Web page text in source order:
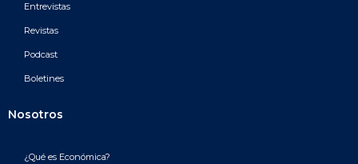
Entrevistas
Revistas
Podcast
Boletines
Nosotros
¿Qué es Económica?